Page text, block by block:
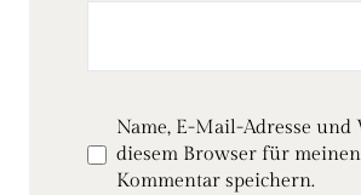
Name, E-Mail-Adresse und
diesem Browser für
Kommentar speichern.